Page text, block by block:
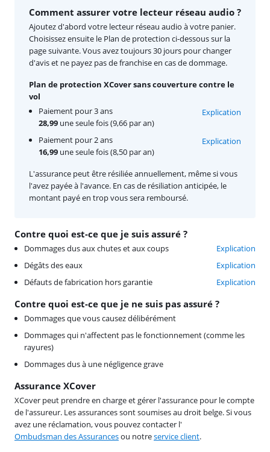
Contre quoi est-ce que je suis assuré ?
Dommages dus aux chutes et aux coups
Explication
Dégâts des eaux
Explication
Défauts de fabrication hors garantie
Explication
Contre quoi est-ce que je ne suis pas assuré ?
Dommages que vous causez délibérément
Dommages qui n'affectent pas le fonctionnement (comme les
rayures)
Dommages dus à une négligence grave
Assurance XCover
XCover peut prendre en charge et gérer l'assurance pour le compte
de l'assureur. Les assurances sont soumises au droit belge. Si vous
avez une réclamation, vous pouvez contacter l'
Ombudsman des Assurancesou notreservice client.
Comment assurer votre lecteur réseau audio ?
Ajoutez d'abord votre lecteur réseau audio à votre panier.
Choisissez ensuite le Plan de protection ci-dessous sur la
page suivante. Vous avez toujours 30 jours pour changer
d'avis et ne payez pas de franchise en cas de dommage.
Plan de protection XCover sans couverture contre le
vol
Paiement pour 3 ans
28,99 une seule fois (9,66 par an)
Explication
Paiement pour 2 ans
16,99 une seule fois (8,50 par an)
Explication
L'assurance peut être résiliée annuellement, même si vous
l'avez payée à l'avance. En cas de résiliation anticipée, le
montant payé en trop vous sera remboursé.